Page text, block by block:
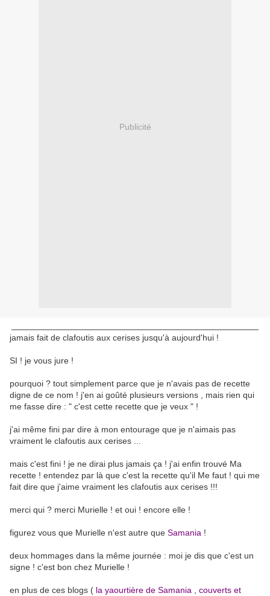
Publicité
jamais fait de clafoutis aux cerises jusqu'à aujourd'hui !
SI ! je vous jure !
pourquoi ? tout simplement parce que je n'avais pas de recette
digne de ce nom ! j'en ai goûté plusieurs versions , mais rien qui
me fasse dire : " c'est cette recette que je veux " !
j'ai même fini par dire à mon entourage que je n'aimais pas
vraiment le clafoutis aux cerises ...
mais c'est fini ! je ne dirai plus jamais ça ! j'ai enfin trouvé Ma
recette ! entendez par là que c'est la recette qu'il Me faut ! qui me
fait dire que j'aime vraiment les clafoutis aux cerises !!!
merci qui ? merci Murielle ! et oui ! encore elle !
figurez vous que Murielle n'est autre que Samania !
deux hommages dans la même journée : moi je dis que c'est un
signe ! c'est bon chez Murielle !
en plus de ces blogs ( la yaourtière de Samania
couverts et